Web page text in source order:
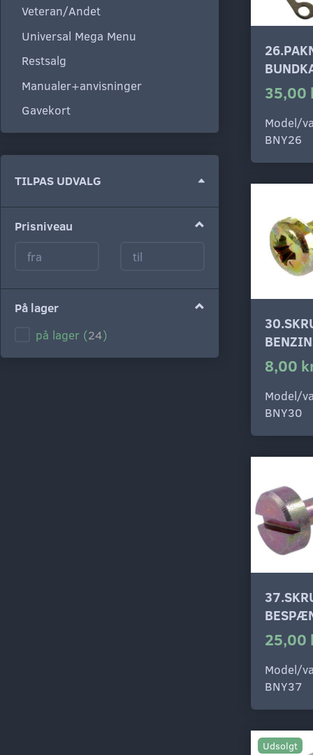
Veteran/Andet
Universal Mega Menu
Restsalg
Manualer+anvisninger
Gavekort
TILPAS UDVALG
Prisniveau
På lager
på lager (24)
35,00
Model/
BNY26
8,00
Model/
BNY30
25,00
Model/
BNY37
Udsolgt